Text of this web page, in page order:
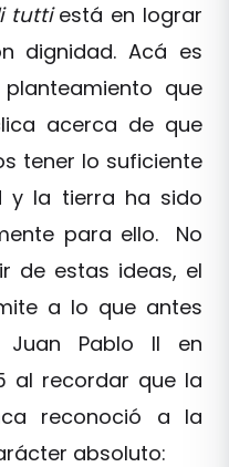
tuttiestá en lograr
dignidad. Acá es
que
acerca de que
tener lo suficiente
y la tierra ha sido
para ello. No
de estas ideas, el
a lo que antes
Juan Pablo II en
al recordar que la
reconoció a la
absoluto: